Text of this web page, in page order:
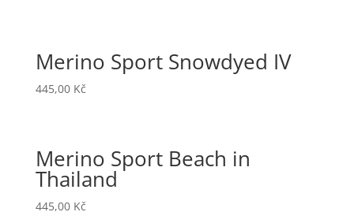
Merino Sport Snowdyed IV
445,00 Kč
Merino Sport Beach in
Thailand
445,00 Kč